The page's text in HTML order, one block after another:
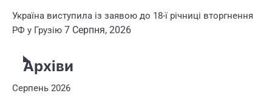
Україна виступила із заявою до 18-ї річниці вторгнення
РФ у Грузію 7 Серпня, 2026
Архіви
Серпень 2026